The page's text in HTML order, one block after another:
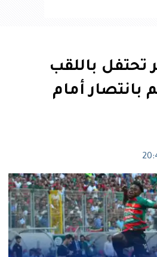
تحتفل باللقب
بانتصار أمام